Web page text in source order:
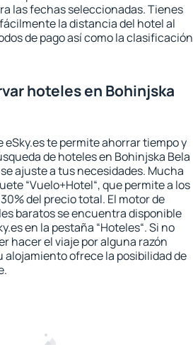
las fechas seleccionadas. Tienes
la distancia del hotel al
de pago así como la clasificación
hoteles en Bohinjska
eSky.es te permite ahorrar tiempo y
de hoteles en Bohinjska Bela
ajuste a tus necesidades. Mucha
“Vuelo+Hotel“, que permite a los
del precio total. El motor de
baratos se encuentra disponible
en la pestaña “Hoteles“. Si no
hacer el viaje por alguna razón
alojamiento ofrece la posibilidad de